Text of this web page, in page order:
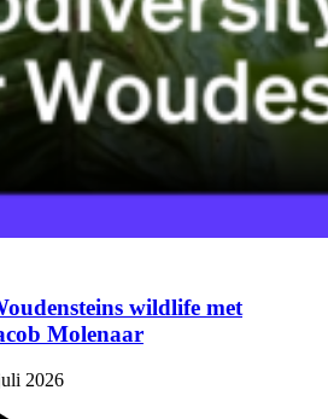
wildlife met
Molenaar
2026